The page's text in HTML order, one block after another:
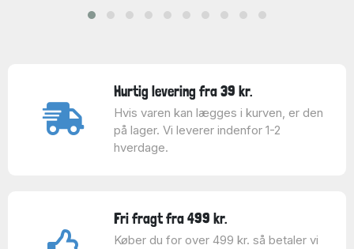
Hurtig levering fra 39 kr.
Hvis varen kan lægges i kurven, er den
på lager. Vi leverer indenfor 1-2
hverdage.
Fri fragt fra 499 kr.
Køber du for over 499 kr. så betaler vi